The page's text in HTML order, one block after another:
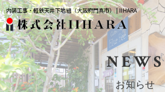
内装工事・軽鉄天井下地組（大阪府門真市） | IIHARA
NEWS
お知らせ